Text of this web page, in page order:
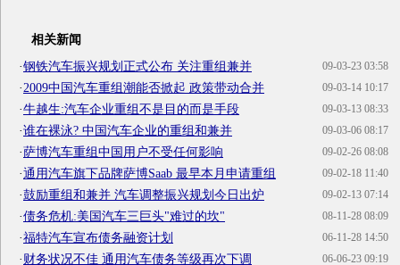
相关新闻
09-03-23 03:58
·钢铁汽车振兴规划正式公布 关注重组兼并
09-03-14 10:17
·2009中国汽车重组潮能否掀起 政策带动合并
09-03-13 08:33
·牛越生:汽车企业重组不是目的而是手段
09-03-06 08:17
·谁在裸泳? 中国汽车企业的重组和兼并
09-02-26 08:08
·萨博汽车重组中国用户不受任何影响
09-02-18 11:40
·通用汽车旗下品牌萨博Saab 最早本月申请重组
09-02-13 07:14
·鼓励重组和兼并 汽车调整振兴规划今日出炉
08-11-28 08:09
·债务危机:美国汽车三巨头"难过的坎"
06-11-28 14:50
·福特汽车宣布债务融资计划
06-06-23 09:19
·财务状况不佳 通用汽车债务等级再次下调